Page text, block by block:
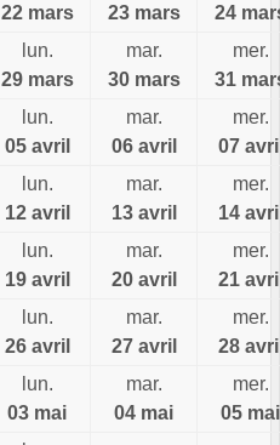
22 mars
23 mars
24
lun.
29 mars
mar.
30 mars
mer.
31
lun.
05 avril
mar.
06 avril
mer.
07
lun.
12 avril
mar.
13 avril
mer.
14
lun.
19 avril
mar.
20 avril
mer.
21
lun.
26 avril
mar.
27 avril
mer.
28
lun.
03 mai
mar.
04 mai
mer.
05 mai